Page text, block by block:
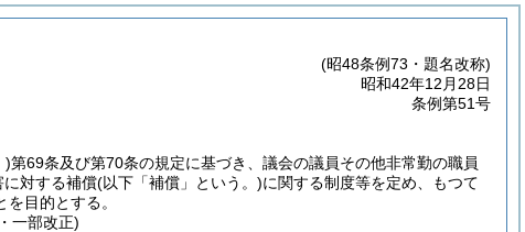
(昭48条例73・題名改称)
昭和42年12月28日
条例第51号
)第69条及び第70条の規定に基づき、議会の議員その他非常勤の職員
に対する補償(以下「補償」という。)に関する制度等を定め、もつて
目的とする。
一部改正)